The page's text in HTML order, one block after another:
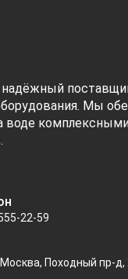
Мы
воде
22-59
Походный пр-д,